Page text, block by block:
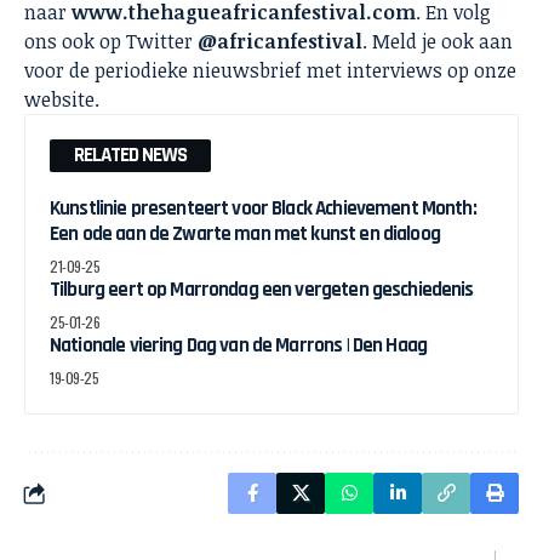
naarwww.thehagueafricanfestival.com. En volg
ons ook op Twitter @africanfestival. Meld je ook aan
voor de periodieke nieuwsbrief met interviews op onze
website.
RELATED NEWS
Kunstlinie presenteert voor Black Achievement Month:
Een ode aan de Zwarte man met kunst en dialoog
21-09-25
Tilburg eert op Marrondag een vergeten geschiedenis
25-01-26
Nationale viering Dag van de Marrons | Den Haag
19-09-25